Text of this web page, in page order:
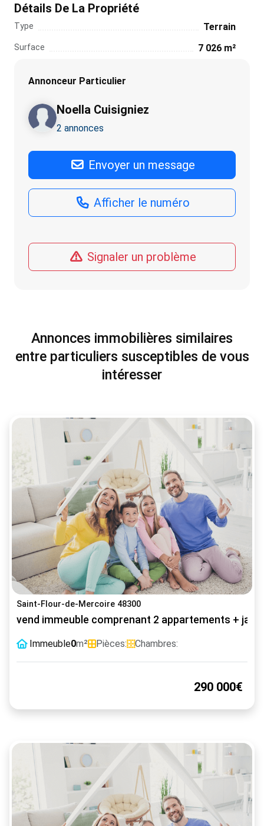
Détails De La Propriété
Type Terrain
Surface 7 026 m²
Annonceur Particulier
Noella Cuisigniez
2 annonces
Envoyer un message
Afficher le numéro
Signaler un problème
Annonces immobilières similaires
entre particuliers susceptibles de vous
intéresser
Saint-Flour-de-Mercoire 48300
vend immeuble comprenant 2 appartements +
Immeuble0m² Pièces: Chambres:
290 000€